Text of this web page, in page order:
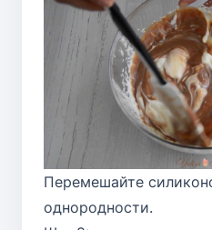
Перемешайте
однородности.